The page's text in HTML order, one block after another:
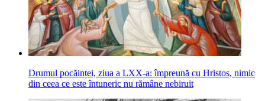
Drumul pocăinței, ziua a LXX-a: împreună cu Hristos, nimic
din ceea ce este întuneric nu rămâne nebiruit